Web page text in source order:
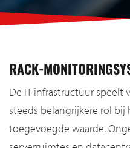
RACK-
De IT-infrastructuur
steeds belangrijkere rol bij
toegevoegde waarde.